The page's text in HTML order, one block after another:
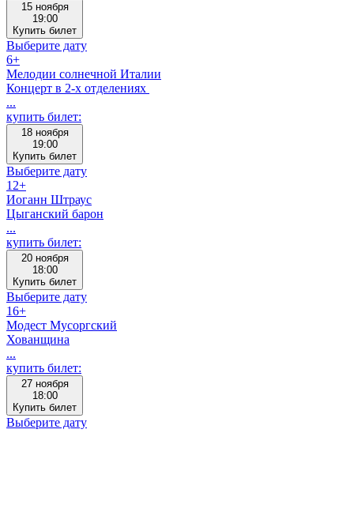
15 ноября
19:00
Купить билет
Выберите дату
6+
Мелодии солнечной Италии
Концерт в 2-х отделениях
...
купить билет:
18 ноября
19:00
Купить билет
Выберите дату
12+
Иоганн Штраус
Цыганский барон
...
купить билет:
20 ноября
18:00
Купить билет
Выберите дату
16+
Модест Мусоргский
Хованщина
...
купить билет:
27 ноября
18:00
Купить билет
Выберите дату